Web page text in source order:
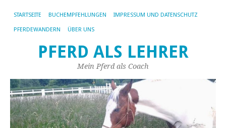
STARTSEITE BUCHEMPFEHLUNGEN IMPRESSUM UND DATENSCHUTZ
PFERDEWANDERN ÜBER UNS
PFERD ALS LEHRER
Mein Pferd als Coach